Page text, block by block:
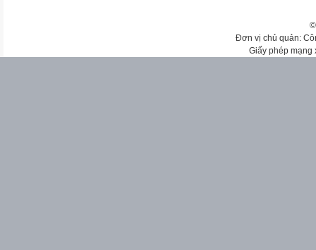
Đơn vị chủ quản:
Giấy phép mạng